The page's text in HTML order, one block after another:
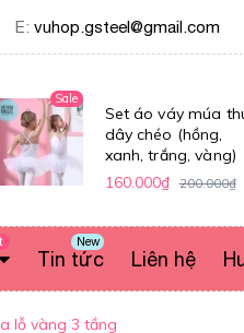
E: vuhop.gsteel@gmail.com
Sale
Set áo váy múa
dây chéo (hồng,
xanh, trắng, vàng)
160.000₫ 200.000₫
Tin tức
New
Liên hệ
lỗ vàng 3 tầng